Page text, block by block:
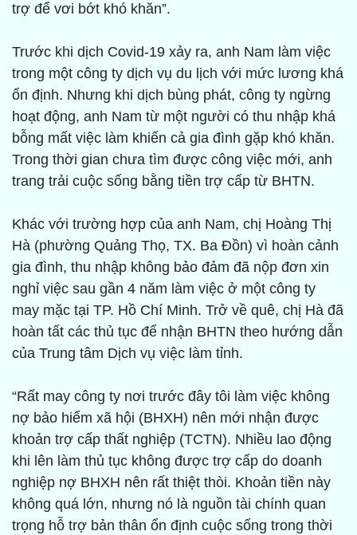
trợ để vơi bớt khó khăn”.
Trước khi dịch Covid-19 xảy ra, anh Nam làm việc
trong một công ty dịch vụ du lịch với mức lương khá
ổn định. Nhưng khi dịch bùng phát, công ty ngừng
hoạt động, anh Nam từ một người có thu nhập khá
bỗng mất việc làm khiến cả gia đình gặp khó khăn.
Trong thời gian chưa tìm được công việc mới, anh
trang trải cuộc sống bằng tiền trợ cấp từ BHTN.
Khác với trường hợp của anh Nam, chị Hoàng Thị
Hà (phường Quảng Thọ, TX. Ba Đồn) vì hoàn cảnh
gia đình, thu nhập không bảo đảm đã nộp đơn xin
nghỉ việc sau gần 4 năm làm việc ở một công ty
may mặc tại TP. Hồ Chí Minh. Trở về quê, chị Hà đã
hoàn tất các thủ tục để nhận BHTN theo hướng dẫn
của Trung tâm Dịch vụ việc làm tỉnh.
“Rất may công ty nơi trước đây tôi làm việc không
nợ bảo hiểm xã hội (BHXH) nên mới nhận được
khoản trợ cấp thất nghiệp (TCTN). Nhiều lao động
khi lên làm thủ tục không được trợ cấp do doanh
nghiệp nợ BHXH nên rất thiệt thòi. Khoản tiền này
không quá lớn, nhưng nó là nguồn tài chính quan
trọng hỗ trợ bản thân ổn định cuộc sống trong thời